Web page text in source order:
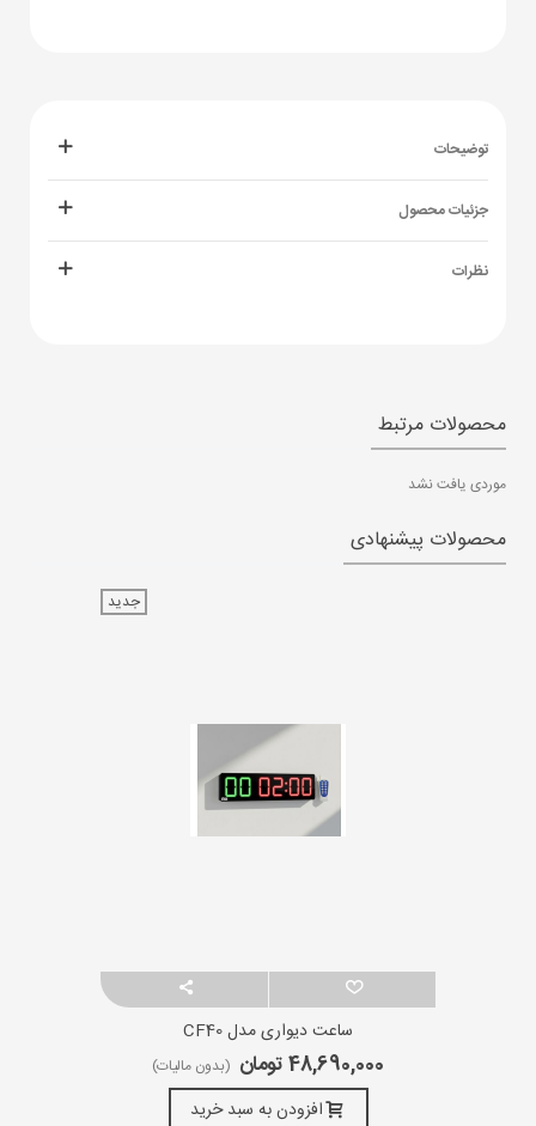
توضیحات
جزئیات محصول
نظرات
محصولات مرتبط
موردی یافت نشد
محصولات پیشنهادی
جدید
ساعت دیواری مدل CF40
48,690,000 تومان (بدون مالیات)
افزودن به سبد خرید